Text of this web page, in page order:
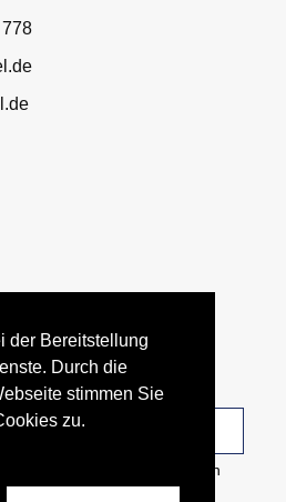
der Bereitstellung
Durch die
stimmen Sie
zu.
© 2026 Busunternehmen